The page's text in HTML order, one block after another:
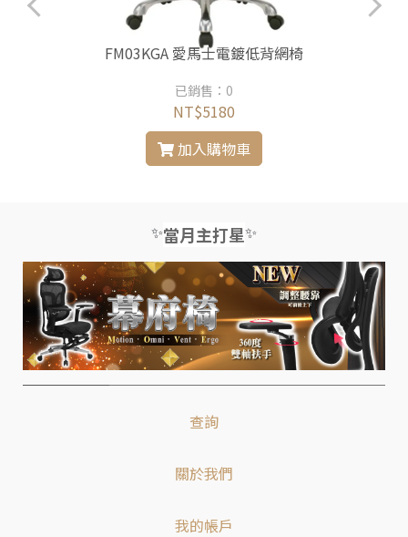
FM03KGA 愛馬士電鍍低背網椅
已銷售：0
NT$5180
加入購物車
✨當月主打星✨
查詢
關於我們
我的帳戶